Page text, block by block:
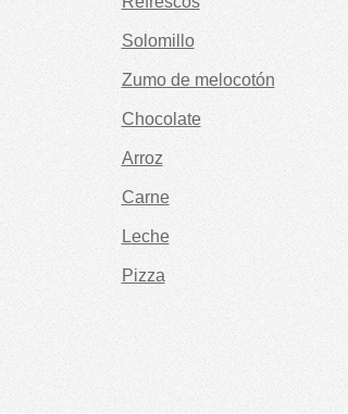
Solomillo
Zumo de melocotón
Chocolate
Arroz
Carne
Leche
Pizza